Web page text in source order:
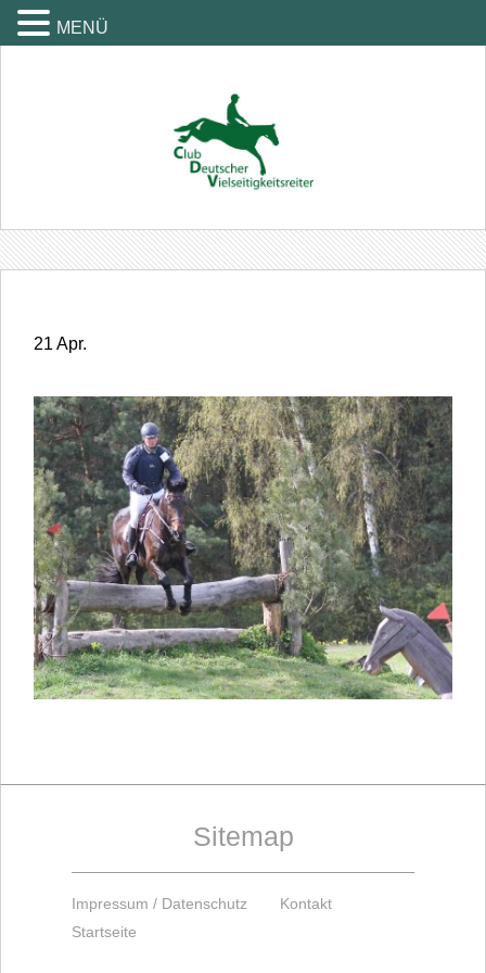
21 Apr.
Sitemap
Impressum / Datenschutz
Kontakt
Startseite
MENÜ